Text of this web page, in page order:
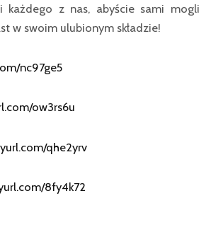
każdego z nas, abyście sami mogli
w swoim ulubionym składzie!
nc97ge5
ow3rs6u
qhe2yrv
8fy4k72